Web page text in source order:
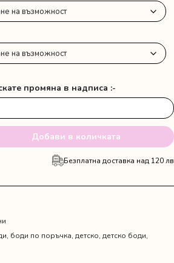
промяна в надписа :-
Добави в количката
Безплатна доставка над 120 лв
, боди по поръчка, детско, детско боди,